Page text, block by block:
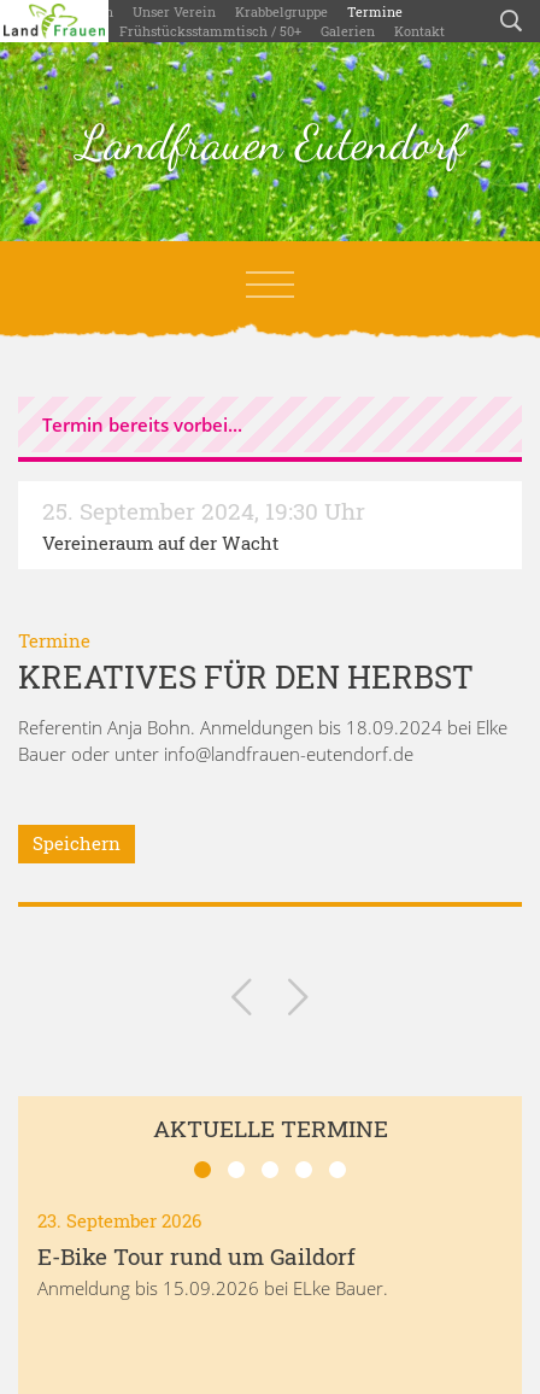
Willkommen Unser Verein Krabbelgruppe
Termine
Aktivitäten
Frühstücksstammtisch / 50+ Galerien Kontakt
Landfrauen Eutendorf
Termin bereits vorbei...
25. September 2024, 19:30 Uhr
Vereineraum auf der Wacht
Termine
KREATIVES FÜR DEN HERBST
Referentin Anja Bohn. Anmeldungen bis 18.09.2024 bei Elke
Bauer oder unter info@landfrauen-eutendorf.de
Speichern
AKTUELLE TERMINE
23. September 2026
E-Bike Tour rund um Gaildorf
Anmeldung bis 15.09.2026 bei ELke Bauer.